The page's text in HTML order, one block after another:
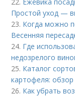
Простой уход —
23. Когда можно
Весенняя
24. Где
недозрелого
25. Каталог
картофеля:
26. Как убрать